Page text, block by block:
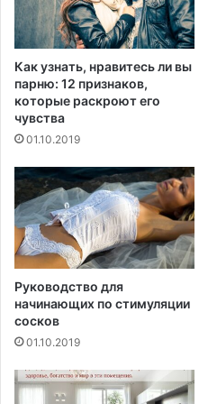
ж
н
ц
Т
а
ь
я
н
ы
Д
н
и
с
о
о
е
т
с
о
с
а
в
и
л
и
1
9
4
м
л
д
Как узнать, нравитесь ли вы
парню: 12 признаков,
которые раскроют его
чувства
01.10.2019
Руководство для
начинающих по стимуляции
сосков
01.10.2019